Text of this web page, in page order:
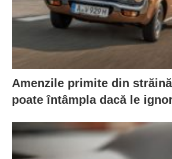
Amenzile primite din
poate întâmpla dacă le